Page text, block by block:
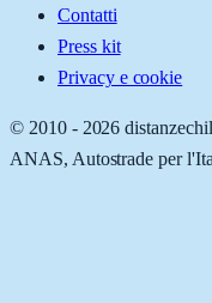
Contatti
Press kit
Privacy e cookie
© 2010 - 2026
ANAS, Autostrade per